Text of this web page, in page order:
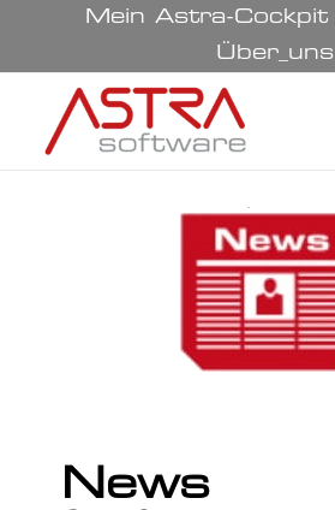
Mein Astra-Cockpit
Über_uns
News